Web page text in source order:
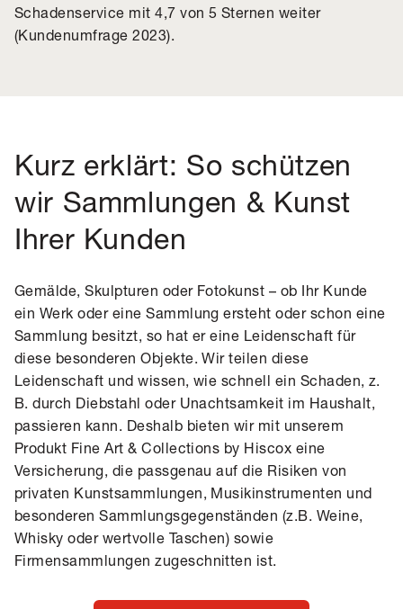
Schadenservice mit 4,7 von 5 Sternen weiter
(Kundenumfrage 2023).
Kurz erklärt: So schützen
wir Sammlungen & Kunst
Ihrer Kunden
Gemälde, Skulpturen oder Fotokunst – ob Ihr Kunde
ein Werk oder eine Sammlung ersteht oder schon eine
Sammlung besitzt, so hat er eine Leidenschaft für
diese besonderen Objekte. Wir teilen diese
Leidenschaft und wissen, wie schnell ein Schaden, z.
B. durch Diebstahl oder Unachtsamkeit im Haushalt,
passieren kann. Deshalb bieten wir mit unserem
Produkt Fine Art & Collections by Hiscox eine
Versicherung, die passgenau auf die Risiken von
privaten Kunstsammlungen, Musikinstrumenten und
besonderen Sammlungsgegenständen (z.B. Weine,
Whisky oder wertvolle Taschen) sowie
Firmensammlungen zugeschnitten ist.